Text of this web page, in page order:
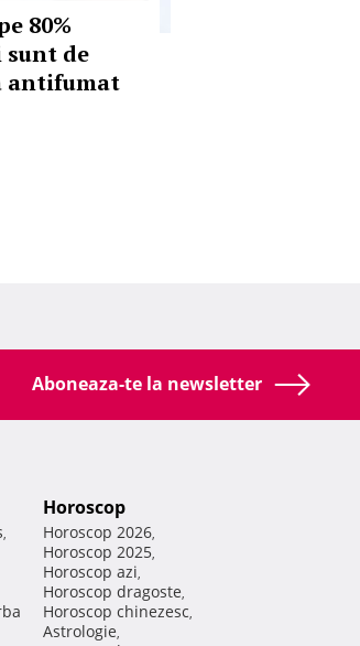
80%
de
antifumat
Aboneaza-te la newsletter
,
Horoscop
Horoscop 2026,
Horoscop 2025,
Horoscop azi,
Horoscop dragoste,
Horoscop chinezesc,
Astrologie,